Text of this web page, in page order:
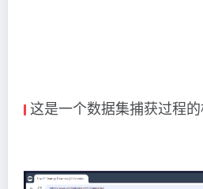
这是一个数据集捕获过程